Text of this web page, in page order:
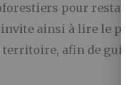
pour
ainsi à lire le
afin de